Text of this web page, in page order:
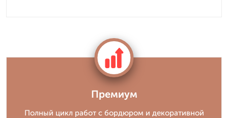
Премиум
Полный цикл работ с бордюром и декоративной